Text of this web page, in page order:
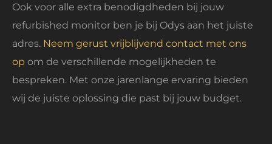
Ook voor alle extra benodigdheden bij jouw
refurbished monitor ben je bij Odys aan het juiste
adres. Neem gerust vrijblijvend contact met ons
op om de verschillende mogelijkheden te
bespreken. Met onze jarenlange ervaring bieden
wij de juiste oplossing die past bij jouw budget.